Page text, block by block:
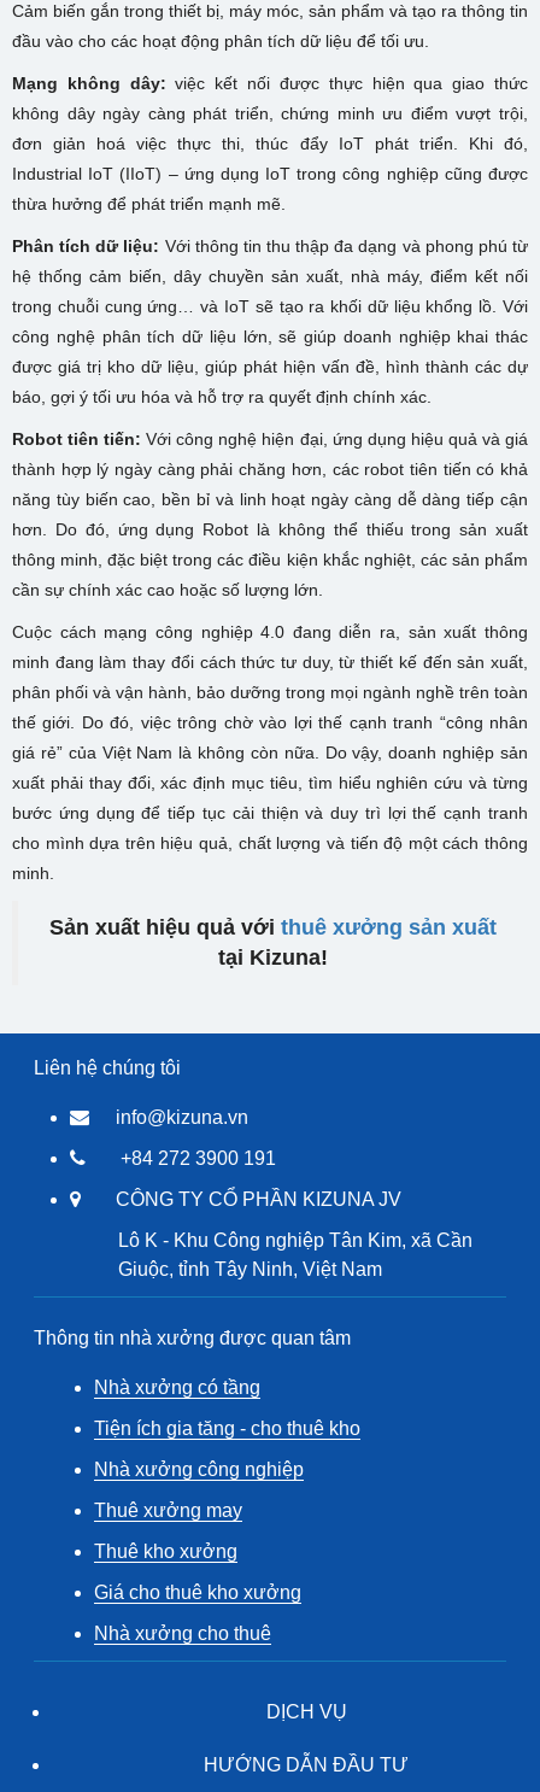
Cảm biến gắn trong thiết bị, máy móc, sản phẩm và tạo ra thông tin
đầu vào cho các hoạt động phân tích dữ liệu để tối ưu.
Mạng không dây: việc kết nối được thực hiện qua giao thức
không dây ngày càng phát triển, chứng minh ưu điểm vượt trội,
đơn giản hoá việc thực thi, thúc đẩy IoT phát triển. Khi đó,
Industrial IoT (IIoT) – ứng dụng IoT trong công nghiệp cũng được
thừa hưởng để phát triển mạnh mẽ.
Phân tích dữ liệu: Với thông tin thu thập đa dạng và phong phú từ
hệ thống cảm biến, dây chuyền sản xuất, nhà máy, điểm kết nối
trong chuỗi cung ứng… và IoT sẽ tạo ra khối dữ liệu khổng lồ. Với
công nghệ phân tích dữ liệu lớn, sẽ giúp doanh nghiệp khai thác
được giá trị kho dữ liệu, giúp phát hiện vấn đề, hình thành các dự
báo, gợi ý tối ưu hóa và hỗ trợ ra quyết định chính xác.
Robot tiên tiến: Với công nghệ hiện đại, ứng dụng hiệu quả và giá
thành hợp lý ngày càng phải chăng hơn, các robot tiên tiến có khả
năng tùy biến cao, bền bỉ và linh hoạt ngày càng dễ dàng tiếp cận
hơn. Do đó, ứng dụng Robot là không thể thiếu trong sản xuất
thông minh, đặc biệt trong các điều kiện khắc nghiệt, các sản phẩm
cần sự chính xác cao hoặc số lượng lớn.
Cuộc cách mạng công nghiệp 4.0 đang diễn ra, sản xuất thông
minh đang làm thay đổi cách thức tư duy, từ thiết kế đến sản xuất,
phân phối và vận hành, bảo dưỡng trong mọi ngành nghề trên toàn
thế giới. Do đó, việc trông chờ vào lợi thế cạnh tranh “công nhân
giá rẻ” của Việt Nam là không còn nữa. Do vậy, doanh nghiệp sản
xuất phải thay đổi, xác định mục tiêu, tìm hiểu nghiên cứu và từng
bước ứng dụng để tiếp tục cải thiện và duy trì lợi thế cạnh tranh
cho mình dựa trên hiệu quả, chất lượng và tiến độ một cách thông
minh.
Sản xuất hiệu quả với thuê xưởng sản xuất
tại Kizuna!
Liên hệ chúng tôi
info@kizuna.vn
+84 272 3900 191
CÔNG TY CỔ PHẦN KIZUNA JV
Lô K - Khu Công nghiệp Tân Kim, xã Cần
Giuộc, tỉnh Tây Ninh, Việt Nam
Thông tin nhà xưởng được quan tâm
Nhà xưởng có tầng
Tiện ích gia tăng - cho thuê kho
Nhà xưởng công nghiệp
Thuê xưởng may
Thuê kho xưởng
Giá cho thuê kho xưởng
Nhà xưởng cho thuê
DỊCH VỤ
HƯỚNG DẪN ĐẦU TƯ